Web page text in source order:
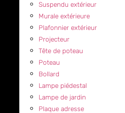
Suspendu extérieur
Murale extérieure
Plafonnier extérieur
Projecteur
Tête de poteau
Poteau
Bollard
Lampe piédestal
Lampe de jardin
Plaque adresse